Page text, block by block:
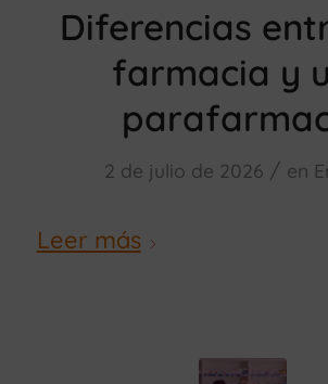
Diferencias
farmacia y
2 de julio de 2026 / en
Leer más